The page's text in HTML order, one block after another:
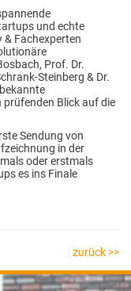
und echte
& Fachexperten
Prof. Dr.
Steinberg & Dr.
prüfenden Blick auf die
Sendung von
in der
oder erstmals
es ins Finale
zurück >>